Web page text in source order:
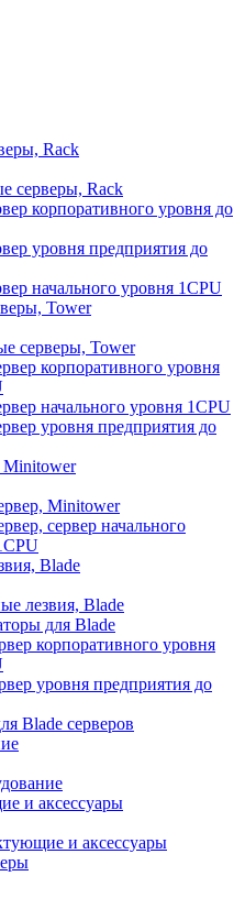
Rack
серверы, Rack
корпоративного уровня до
уровня предприятия до
начального уровня 1CPU
Tower
серверы, Tower
корпоративного уровня
начального уровня 1CPU
уровня предприятия до
Minitower
Minitower
сервер начального
Blade
лезвия, Blade
для Blade
корпоративного уровня
уровня предприятия до
Blade серверов
и аксессуары
и аксессуары